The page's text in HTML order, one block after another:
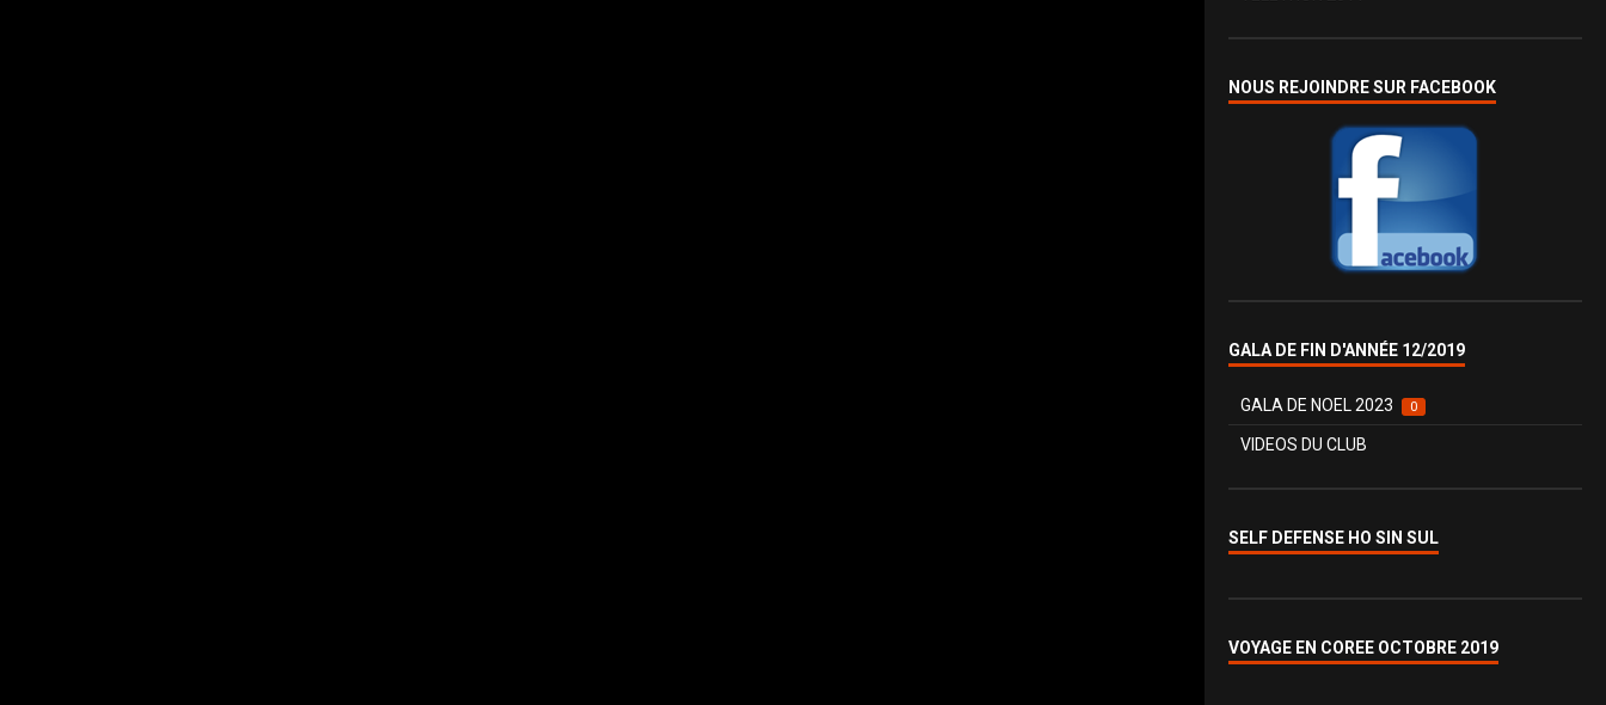
NOUS REJOINDRE SUR FACEBOOK
GALA DE FIN D'ANNÉE 12/2019
GALA DE NOEL 2023 0
VIDEOS DU CLUB
SELF DEFENSE HO SIN SUL
VOYAGE EN COREE OCTOBRE 2019